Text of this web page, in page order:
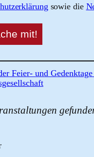
sowie die
Feier- und